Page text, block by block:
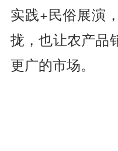
实践+民俗展演
拢，也让农产品
更广的市场。